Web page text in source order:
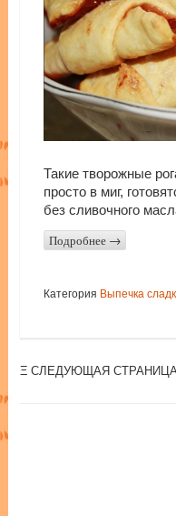
Такие творожные
просто в миг,
без сливочного
Подробнее →
Категория Выпечка
Post
Ξ СЛЕДУЮЩАЯ